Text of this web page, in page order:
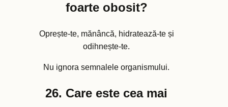
foarte obosit?
Oprește-te, mănâncă, hidratează-te și
odihnește-te.
Nu ignora semnalele organismului.
26. Care este cea mai